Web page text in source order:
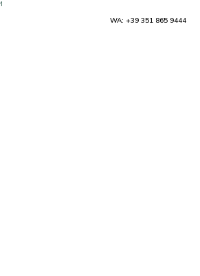
WA: +39 351 865 9444